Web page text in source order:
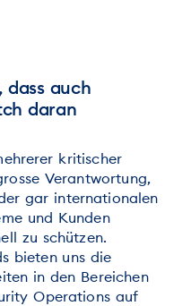
dass auch
daran
kritischer
Verantwortung,
gar internationalen
und Kunden
zu schützen.
bieten uns die
in den Bereichen
Operations auf